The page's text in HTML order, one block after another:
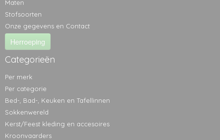
Maten
Stofsoorten
Onze gegevens en Contact
Herroeping
Categorieën
Per merk
Per categorie
Bed-, Bad-, Keuken en Tafellinnen
Sokkenwereld
Kerst/Feest kleding en accesoires
Kroonvaarders